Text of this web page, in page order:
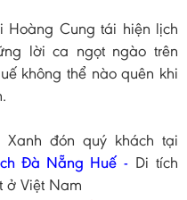
Cung tái hiện lịch
lời ca ngọt ngào trên
không thể nào quên khi
đón quý khách tại
Đà Nẵng Huế - Di tích
ở Việt Nam